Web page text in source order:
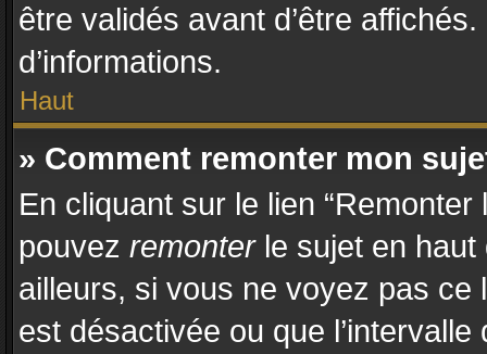
être validés avant d’être
d’informations.
Haut
» Comment remonter mon
En cliquant sur le lien
pouvez remonterle sujet en haut
ailleurs, si vous ne voyez pas ce
est désactivée ou que